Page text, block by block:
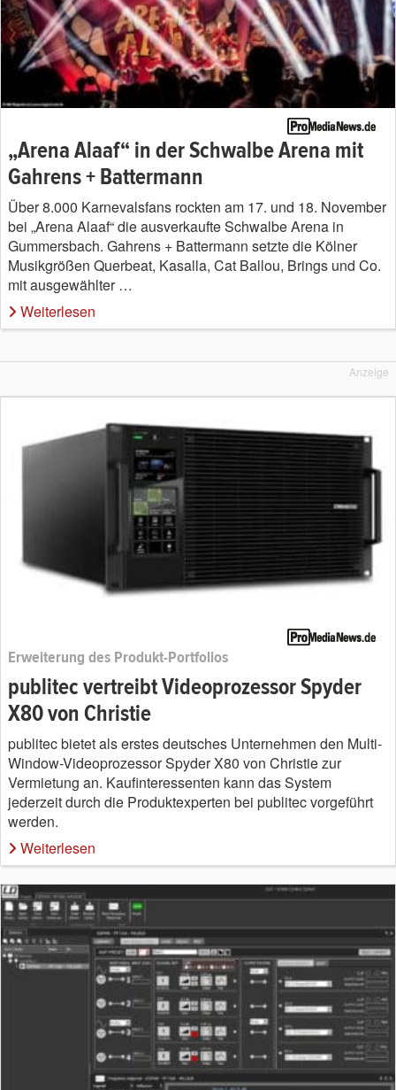
„Arena Alaaf“ in der Schwalbe Arena mit
Gahrens + Battermann
Über 8.000 Karnevalsfans rockten am 17. und 18. November
bei „Arena Alaaf“ die ausverkaufte Schwalbe Arena in
Gummersbach. Gahrens + Battermann setzte die Kölner
Musikgrößen Querbeat, Kasalla, Cat Ballou, Brings und Co.
mit ausgewählter …
Weiterlesen
Anzeige
Erweiterung des Produkt-Portfolios
publitec vertreibt Videoprozessor Spyder
X80 von Christie
publitec bietet als erstes deutsches Unternehmen den Multi-
Window-Videoprozessor Spyder X80 von Christie zur
Vermietung an. Kaufinteressenten kann das System
jederzeit durch die Produktexperten bei publitec vorgeführt
werden.
Weiterlesen